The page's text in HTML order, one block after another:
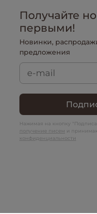
Получайте
первыми!
Новинки,
предложения
Нажимая на кнопку
получение писем и
конфиденциальности